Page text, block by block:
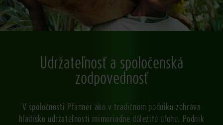
Udržateľnosť a spoločenská
zodpovednosť
V spoločnosti Pfanner ako v tradičnom podniku zohráva
hľadisko udržateľnosti mimoriadne dôležitú úlohu. Podnik